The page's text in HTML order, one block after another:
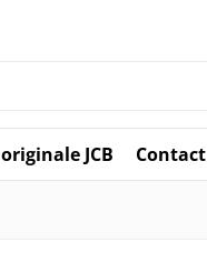
JCB Contact